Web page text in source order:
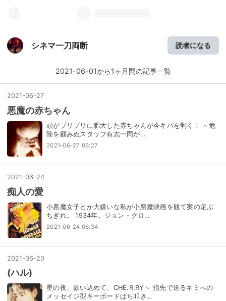
シネマ一刀両断 読者になる
2021-06-01から1ヶ月間の記事一覧
2021 -06-27
悪魔の赤ちゃん
頭がブリブリに肥大した赤ちゃんが今キバを剥く！ ～危
険を顧みぬスタッフ有志一同が…
2021-06-27 06:27
2021 -06-24
痴人の愛
小悪魔女子とか大嫌いな私が小悪魔映画を観て案の定ぶ
ちぎれ。 1934年。ジョン・クロ…
2021-06-24 06:34
2021-06-20
(ハル)
星の夜、願い込めて、CHE.R.RY～ 指先で送るキミへの
メッセイジ型キーボードばち叩き…